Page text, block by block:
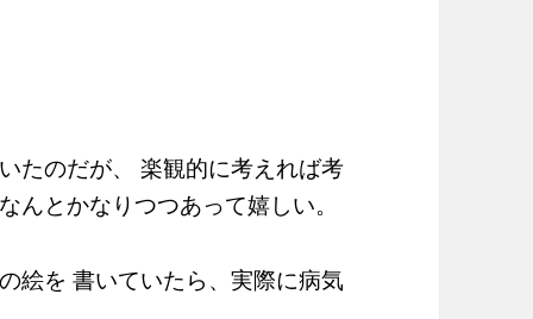
たのだが、 楽観的に考えれば考
んとかなりつつあって嬉しい。
絵を 書いていたら、実際に病気